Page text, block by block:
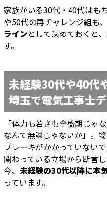
家族がいる30代・40代はも
や50代の再チャレンジ組も
ラインとして決めておくと
す。
未経験30代や40代
埼玉で電気工事士
「体力も若さも全盛期じゃ
なんて無謀じゃないか」。
ブレーキがかかっていない
関わっている立場から断言
今、 未経験の30代以降に本
っています。